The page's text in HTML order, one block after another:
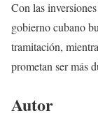
Con las
gobierno cubano
tramitación,
prometan ser más
Autor